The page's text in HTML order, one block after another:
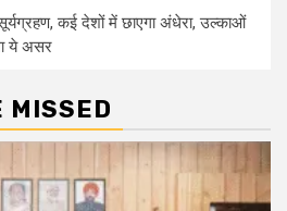
कई देशों में छाएगा अंधेरा, उल्काओं
ये असर
MISSED